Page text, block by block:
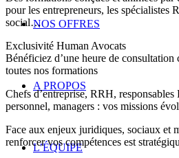
NOS OFFRES
A PROPOS
L’ÉQUIPE
pour les entrepreneurs, les spécialistes
social…
Exclusivité Human Avocats
Bénéficiez d’une heure de consultation
toutes nos formations
Chefs d’entreprise, RRH,
personnel, managers : vos missions
Face aux enjeux juridiques, sociaux et
renforcer vos compétences est